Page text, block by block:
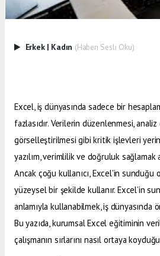
Erkek | Kadın (Haberi Sesli Oku)
Excel, iş dünyasında sadece bir
fazlasıdır. Verilerin düzenlenmesi,
görselleştirilmesi gibi kritik işlevleri
yazılım, verimlilik ve doğruluk sağlamak
Ancak çoğu kullanıcı, Excel'in sunduğu
yüzeysel bir şekilde kullanır. Excel’in
anlamıyla kullanabilmek, iş dünyasında
Bu yazıda, kurumsal Excel eğitiminin
çalışmanın sırlarını nasıl ortaya